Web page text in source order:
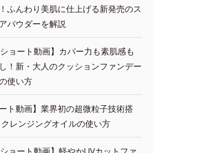
ふんわり美肌に仕上げる新発売のス
パウダーを解説
ショート動画】カバー力も素肌感も
！新・大人のクッションファンデー
使い方
ート動画】業界初の超微粒子技術搭
レンジングオイルの使い方